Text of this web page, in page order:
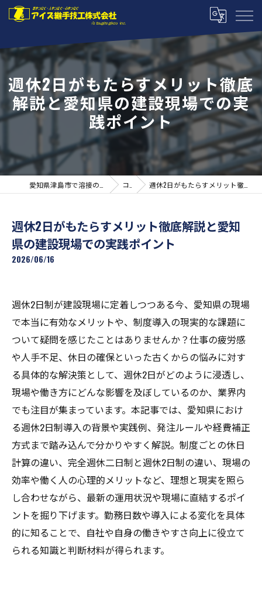
週休2日がもたらすメリット徹底
解説と愛知県の建設現場での実
践ポイント
コラム 週休2日がもたらすメリット徹底解説と愛知県の建設現場での実践ポイント
週休2日がもたらすメリット徹底解説と愛知
県の建設現場での実践ポイント
2026/06/16
週休2日制が建設現場に定着しつつある今、愛知県の現場
で本当に有効なメリットや、制度導入の現実的な課題に
ついて疑問を感じたことはありませんか？仕事の疲労感
や人手不足、休日の確保といった古くからの悩みに対す
る具体的な解決策として、週休2日がどのように浸透し、
現場や働き方にどんな影響を及ぼしているのか、業界内
でも注目が集まっています。本記事では、愛知県におけ
る週休2日制導入の背景や実践例、発注ルールや経費補正
方式まで踏み込んで分かりやすく解説。制度ごとの休日
計算の違い、完全週休二日制と週休2日制の違い、現場の
効率や働く人の心理的メリットなど、理想と現実を照ら
し合わせながら、最新の運用状況や現場に直結するポイ
ントを掘り下げます。勤務日数や導入による変化を具体
的に知ることで、自社や自身の働きやすさ向上に役立て
られる知識と判断材料が得られます。